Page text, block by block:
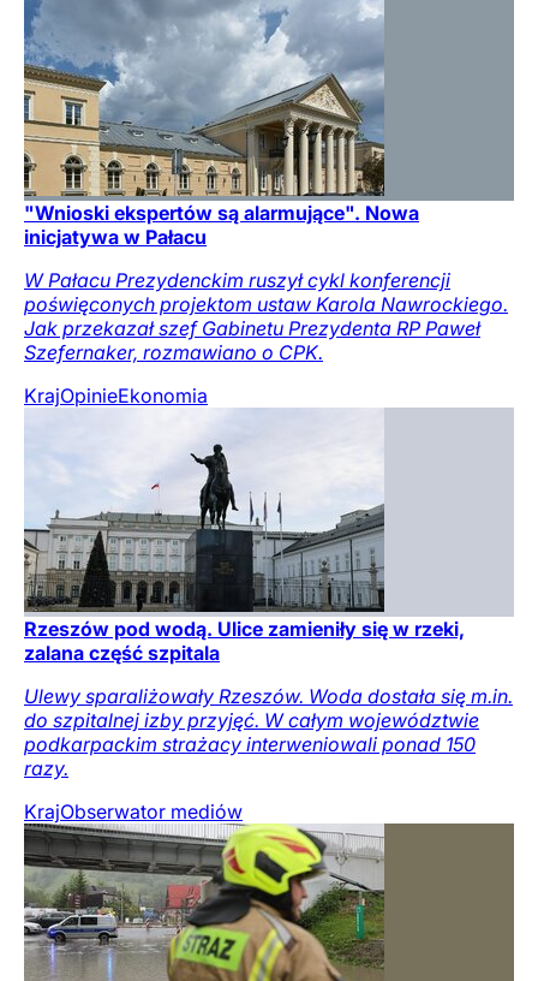
"Wnioski ekspertów są alarmujące". Nowa
inicjatywa w Pałacu
W Pałacu Prezydenckim ruszył cykl konferencji
poświęconych projektom ustaw Karola Nawrockiego.
Jak przekazał szef Gabinetu Prezydenta RP Paweł
Szefernaker, rozmawiano o CPK.
KrajOpinieEkonomia
Rzeszów pod wodą. Ulice zamieniły się w rzeki,
zalana część szpitala
Ulewy sparaliżowały Rzeszów. Woda dostała się m.in.
do szpitalnej izby przyjęć. W całym województwie
podkarpackim strażacy interweniowali ponad 150
razy.
KrajObserwator mediów